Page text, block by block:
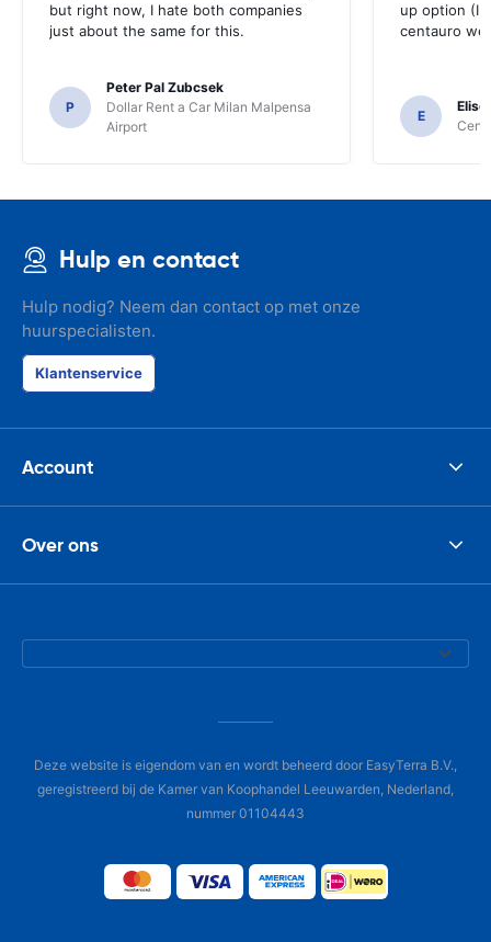
but right now, I hate both companies
just about the same for this.
P
Peter Pal Zubcsek
Dollar Rent a Car Milan Malpensa
Airport
up option (I
centauro
E
Hulp en contact
Hulp nodig? Neem dan contact op met onze
huurspecialisten.
Klantenservice
Account
Over ons
Deze website is eigendom van en wordt beheerd door EasyTerra B.V.,
geregistreerd bij de Kamer van Koophandel Leeuwarden, Nederland,
nummer 01104443